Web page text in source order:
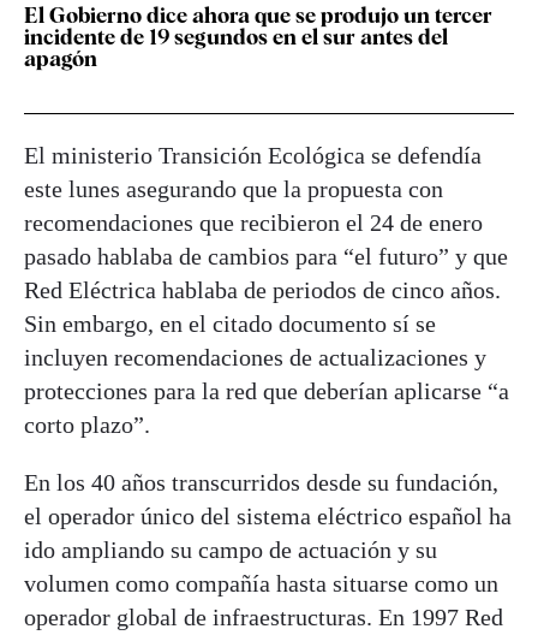
El Gobierno dice ahora que se produjo un tercer
incidente de 19 segundos en el sur antes del
apagón
El ministerio Transición Ecológica se defendía
este lunes asegurando que la propuesta con
recomendaciones que recibieron el 24 de enero
pasado hablaba de cambios para “el futuro” y que
Red Eléctrica hablaba de periodos de cinco años.
Sin embargo, en el citado documento sí se
incluyen recomendaciones de actualizaciones y
protecciones para la red que deberían aplicarse “a
corto plazo”.
En los 40 años transcurridos desde su fundación,
el operador único del sistema eléctrico español ha
ido ampliando su campo de actuación y su
volumen como compañía hasta situarse como un
operador global de infraestructuras. En 1997 Red